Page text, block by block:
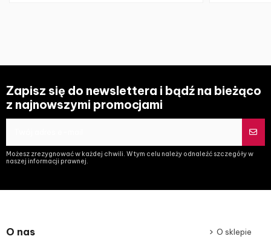
Zapisz się do newslettera i bądź na bieżąco
z najnowszymi promocjami
Możesz zrezygnować w każdej chwili. W tym celu należy odnaleźć szczegóły w
naszej informacji prawnej.
O nas O sklepie